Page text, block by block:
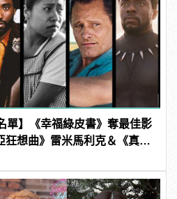
單】《幸福綠皮書》奪最佳影
狂想曲》雷米馬利克＆《真
影后！